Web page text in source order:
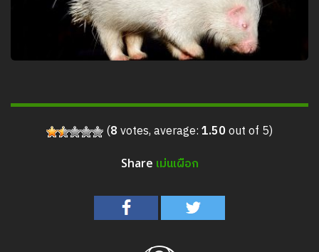
(8votes, average:1.50out of 5)
Share เม่นเผือก